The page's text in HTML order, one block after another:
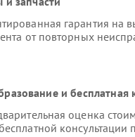
гарантия
от повторных
и бесплатная
оценка